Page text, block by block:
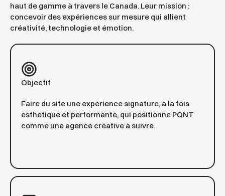
haut de gamme à travers le Canada. Leur mission :
concevoir des expériences sur mesure qui allient
créativité, technologie et émotion.
Objectif
Faire du site une expérience signature, à la fois
esthétique et performante, qui positionne PQNT
comme une agence créative à suivre.